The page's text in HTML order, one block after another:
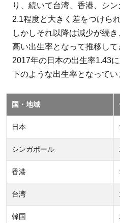
り、続いて台湾、香港、シ
2.1程度と大きく差をつけら
しかしそれ以降は減少が続
高い出生率となって推移して
2017年の日本の出生率1.43
下のような出生率となってい
国・地域
日本
シンガポール
香港
台湾
韓国